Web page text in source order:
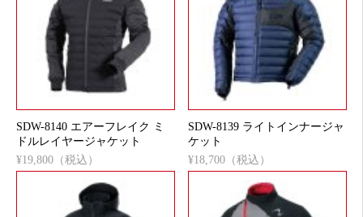
SDW-8140 エアーフレイク ミ
ドルレイヤージャケット
¥19,800（税込）
SDW-8139 ライトインナージャ
ケット
¥18,700（税込）